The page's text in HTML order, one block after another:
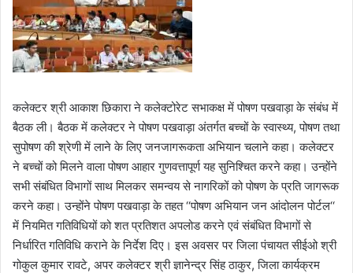
कलेक्टर श्री आकाश छिकारा ने कलेक्टोरेट सभाकक्ष में पोषण पखवाड़ा के संबंध में
बैठक ली। बैठक में कलेक्टर ने पोषण पखवाड़ा अंतर्गत बच्चों के स्वास्थ्य, पोषण तथा
सुपोषण की श्रेणी में लाने के लिए जनजागरूकता अभियान चलाने कहा। कलेक्टर
ने बच्चों को मिलने वाला पोषण आहार गुणवत्तापूर्ण यह सुनिश्चित करने कहा। उन्होंने
सभी संबंधित विभागों साथ मिलकर समन्वय से नागरिकों को पोषण के प्रति जागरूक
करने कहा। उन्होंने पोषण पखवाड़ा के तहत ‘‘पोषण अभियान जन आंदोलन पोर्टल‘‘
में नियमित गतिविधियों को शत प्रतिशत अपलोड करने एवं संबंधित विभागों से
निर्धारित गतिविधि कराने के निर्देश दिए। इस अवसर पर जिला पंचायत सीईओ श्री
गोकुल कुमार रावटे, अपर कलेक्टर श्री ज्ञानेन्द्र सिंह ठाकुर, जिला कार्यक्रम